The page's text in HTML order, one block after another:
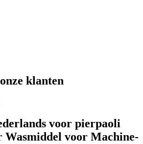
klanten
voor pierpaoli
Wasmiddel voor Machine-